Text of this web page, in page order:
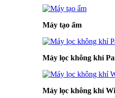
Máy tạo ẩm
Máy lọc không khí
Máy lọc không khí